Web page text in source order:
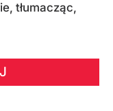
tłumacząc,